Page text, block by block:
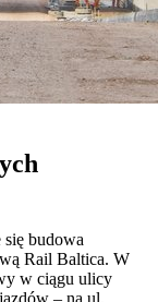
budowa
Rail Baltica. W
w ciągu ulicy
– na ul.